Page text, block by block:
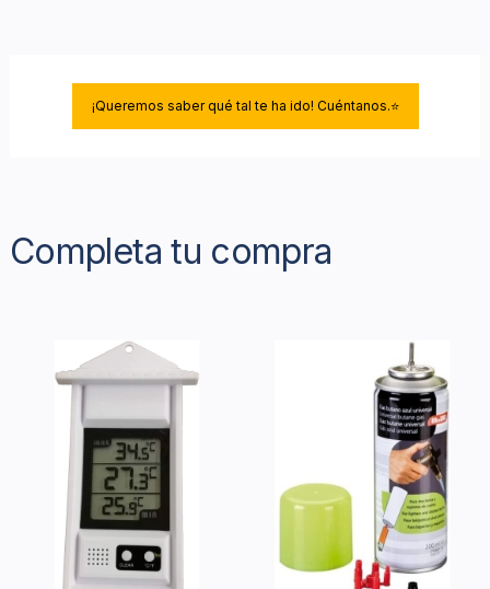
¡Queremos saber qué tal te ha ido! Cuéntanos.⭐
Completa tu compra